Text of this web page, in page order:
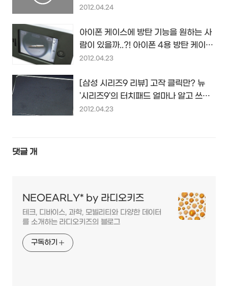
2012.04.24
아이폰 케이스에 방탄 기능을 원하는 사
람이 있을까..?! 아이폰 4용 방탄 케이
스...
2012.04.23
[삼성 시리즈9 리뷰] 고작 클릭만? 뉴
'시리즈9'의 터치패드 얼마나 알고 쓰세
요?
2012.04.23
댓글 개
NEOEARLY* by 라디오키즈
테크, 디바이스, 과학, 모빌리티와 다양한 데이터
를 소개하는 라디오키즈의 블로그
구독하기